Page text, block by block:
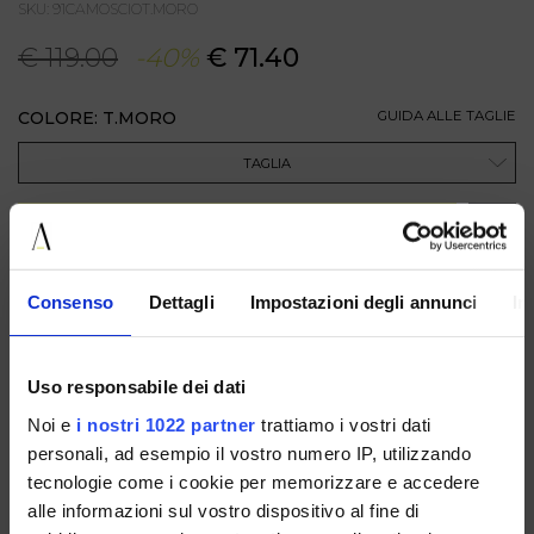
Consenso Dettagli Impostazioni degli annunci
Uso responsabile dei dati
Noi e i nostri 1022 partner trattiamo i vostri dati
personali, ad esempio il vostro numero IP, utilizzando
tecnologie come i cookie per memorizzare e accedere
alle informazioni sul vostro dispositivo al fine di
SKU: 91CAMOSCIOT.MORO
€ 119.00 -40% € 71.40
COLORE: T.MORO GUIDA ALLE TAGLIE
TAGLIA
DESCRIZIONE
Sabot da donna color testa di moro, realizzati in morbido
punta chiusa arrotondata, profilo impunturato e lacci
decorativi sul davanti, completati da occhielli metallici color
oro. Il dettaglio dei lacci rossi a contrasto dona carattere e
originalità alla calzatura, creando un equilibrio tra stile casual,
cura dei dettagli e personalità.
DISPONIBILE IN